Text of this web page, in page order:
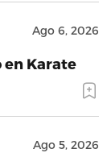
Ago 6, 2026
en Karate
Ago 5, 2026